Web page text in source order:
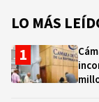
LO MÁS